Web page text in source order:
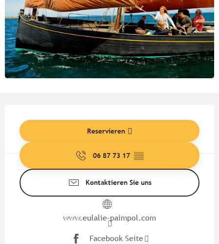
Reservieren
06 87 73 17 ▒▒
Kontaktieren Sie uns
www.eulalie-paimpol.com
Facebook Seite